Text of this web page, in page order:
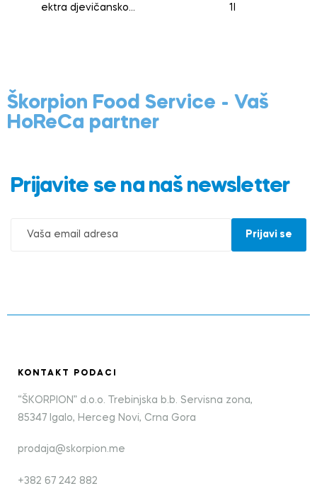
ektra djevičansko
1l
Škorpion Food Service - Vaš
HoReCa partner
Prijavite se na naš newsletter
KONTAKT PODACI
“ŠKORPION” d.o.o. Trebinjska b.b. Servisna zona,
85347 Igalo, Herceg Novi, Crna Gora
prodaja@skorpion.me
+382 67 242 882